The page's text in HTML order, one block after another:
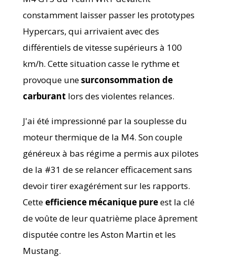
constamment laisser passer les prototypes
Hypercars, qui arrivaient avec des
différentiels de vitesse supérieurs à 100
km/h. Cette situation casse le rythme et
provoque unesurconsommation de
carburant lors des violentes relances.
J'ai été impressionné par la souplesse du
moteur thermique de la M4. Son couple
généreux à bas régime a permis aux pilotes
de la #31 de se relancer efficacement sans
devoir tirer exagérément sur les rapports.
Cette efficience mécanique pureest la clé
de voûte de leur quatrième place âprement
disputée contre les Aston Martin et les
Mustang.